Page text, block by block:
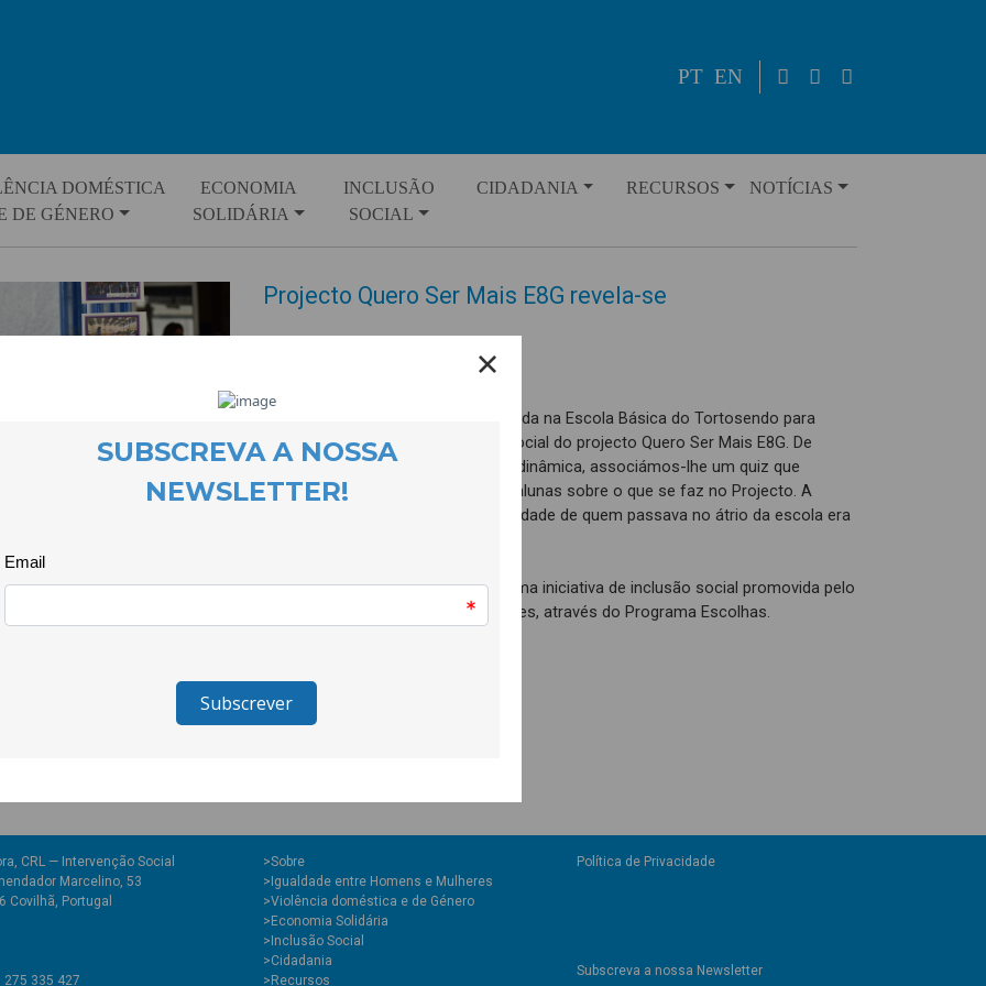
PT EN
DOMÉSTICA
DE GÉNERO
ECONOMIA
SOLIDÁRIA
INCLUSÃO
SOCIAL
CIDADANIA RECURSOS NOTÍCIAS
Projecto Quero Ser Mais E8G revela-se
Uma exposição fotográfica foi exibida na Escola Básica do Tortosendo para
divulgar as iniciativas de inclusão social do projecto Quero Ser Mais E8G. De
modo a torná-la mais interactiva e dinâmica, associámos-lhe um quiz que
despertou o interesse de alunos e alunas sobre o que se faz no Projecto. A
estratégia resultou porque a curiosidade de quem passava no átrio da escola era
O Projecto Quero Ser Mais E8G é uma iniciativa de inclusão social promovida pelo
Alto Comissariado para as Migrações, através do Programa Escolhas.
CRL — Intervenção Social
Marcelino, 53
Covilhã, Portugal
335 427
>Sobre
>Igualdade entre Homens e Mulheres
>Violência doméstica e de Género
>Economia Solidária
>Inclusão Social
>Cidadania
>Recursos
Política de Privacidade
Subscreva a nossa Newsletter